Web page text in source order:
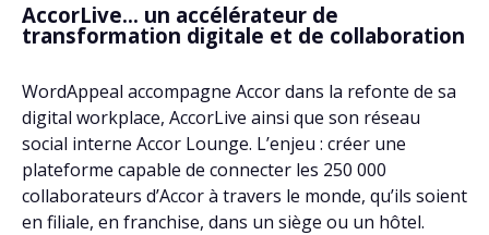
AccorLive… un accélérateur de
transformation digitale et de collaboration
WordAppeal accompagne Accor dans la refonte de sa
digital workplace, AccorLive ainsi que son réseau
social interne Accor Lounge. L’enjeu : créer une
plateforme capable de connecter les 250 000
collaborateurs d’Accor à travers le monde, qu’ils soient
en filiale, en franchise, dans un siège ou un hôtel.